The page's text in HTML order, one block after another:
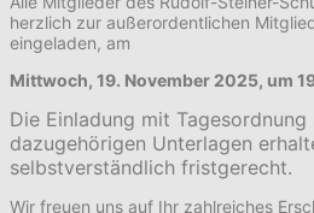
herzlich zur außerordentlichen
eingeladen, am
Mittwoch, 19. November 2025, um
Die Einladung mit
dazugehörigen Unterlagen
selbstverständlich fristgerecht.
Wir freuen uns auf Ihr zahlreiches